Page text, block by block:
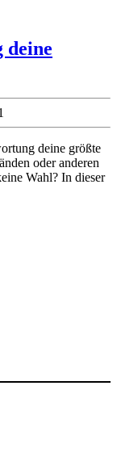
deine
oder anderen
Wahl? In dieser